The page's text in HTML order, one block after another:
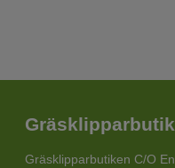
Gräsklipparbutiken C/O